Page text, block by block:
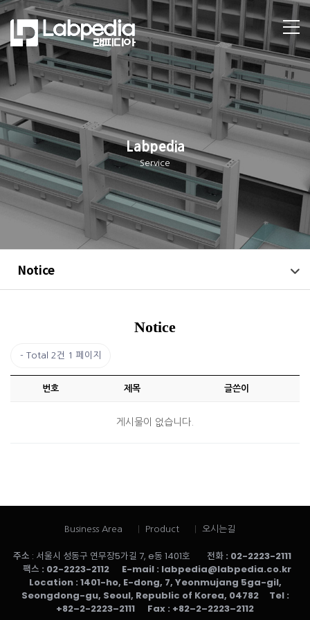
Labpedia
Service
Notice
Notice
Total 2건 1 페이지
번호 제목 글쓴이
게시물이 없습니다.
Business Area Product 오시는길
주소 : 서울시 성동구 연무장5가길 7, e동 1401호 전화: 02-2223-2111
팩스 : 02-2223-2112 E-mail : labpedia@labpedia.co.kr
Location: 1401-ho, E-dong, 7, Yeonmujang 5ga-gil,
Seongdong-gu, Seoul, Republic of Korea, 04782 Tel:
+82–2-2223–2111
Fax : +82–2–2223–2112